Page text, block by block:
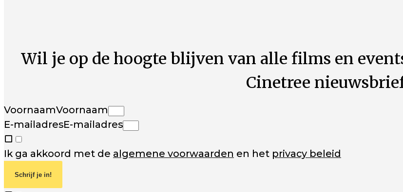
Wil je op de hoogte blijven van alle films en
Cinetree
VoornaamVoornaam
E-mailadresE-mailadres
Ik ga akkoord met de algemene voorwaarden en het privacy beleid
Schrijf je in!